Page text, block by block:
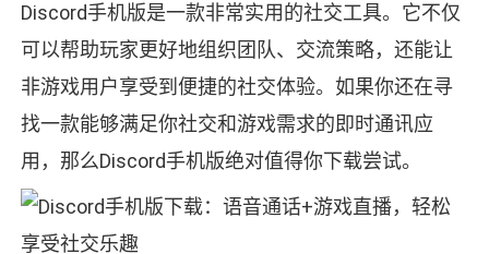
Discord手机版是一款非常实用的社交工具。它不仅
可以帮助玩家更好地组织团队、交流策略，还能让
非游戏用户享受到便捷的社交体验。如果你还在寻
找一款能够满足你社交和游戏需求的即时通讯应
用，那么Discord手机版绝对值得你下载尝试。